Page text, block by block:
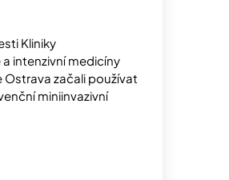
Kliniky
intenzivní medicíny
Ostrava začali používat
miniinvazivní